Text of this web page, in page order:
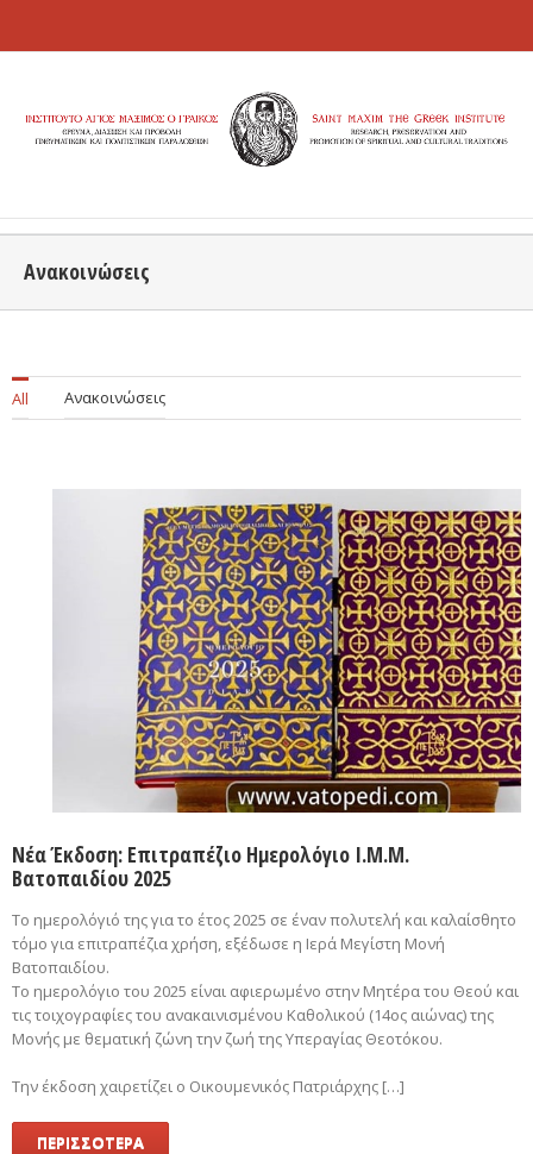
Ανακοινώσεις
All Ανακοινώσεις
Νέα Έκδοση: Επιτραπέζιο Ημερολόγιο Ι.Μ.Μ.
Βατοπαιδίου 2025
Το ημερολόγιό της για το έτος 2025 σε έναν πολυτελή και καλαίσθητο
τόμο για επιτραπέζια χρήση, εξέδωσε η Ιερά Μεγίστη Μονή
Βατοπαιδίου.
Το ημερολόγιο του 2025 είναι αφιερωμένο στην Μητέρα του Θεού και
τις τοιχογραφίες του ανακαινισμένου Καθολικού (14ος αιώνας) της
Μονής με θεματική ζώνη την ζωή της Υπεραγίας Θεοτόκου.
Την έκδοση χαιρετίζει ο Οικουμενικός Πατριάρχης […]
ΠΕΡΙΣΣΟΤΕΡΑ